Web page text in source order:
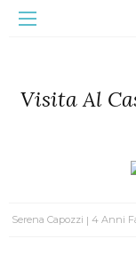
Visita Al
Serena Capozzi 4 Anni